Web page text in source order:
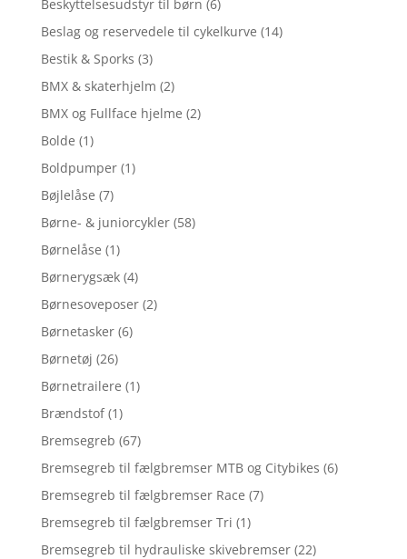
Beskyttelsesudstyr til børn (6)
Beslag og reservedele til cykelkurve (14)
Bestik & Sporks (3)
BMX & skaterhjelm (2)
BMX og Fullface hjelme (2)
Bolde (1)
Boldpumper (1)
Bøjlelåse (7)
Børne- & juniorcykler (58)
Børnelåse (1)
Børnerygsæk (4)
Børnesoveposer (2)
Børnetasker (6)
Børnetøj (26)
Børnetrailere (1)
Brændstof (1)
Bremsegreb (67)
Bremsegreb til fælgbremser MTB og Citybikes (6)
Bremsegreb til fælgbremser Race (7)
Bremsegreb til fælgbremser Tri (1)
Bremsegreb til hydrauliske skivebremser (22)